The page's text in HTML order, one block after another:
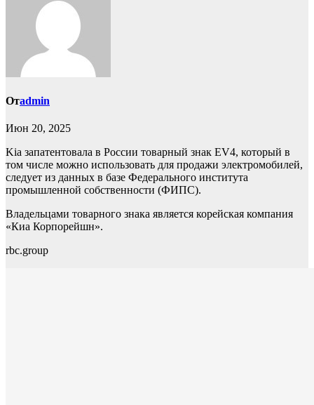
Отadmin
Июн 20, 2025
Kia запатентовала в России товарный знак EV4, который в
том числе можно использовать для продажи электромобилей,
следует из данных в базе Федерального института
промышленной собственности (ФИПС).
Владельцами товарного знака является корейская компания
«Киа Корпорейшн».
rbc.group